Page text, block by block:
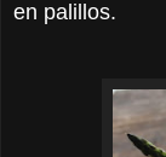
en palillos.